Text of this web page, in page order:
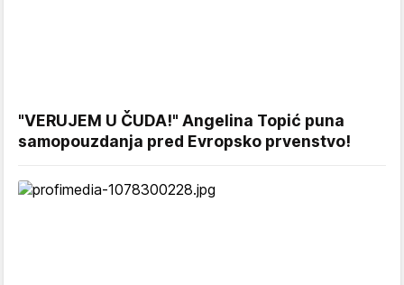
"VERUJEM U ČUDA!" Angelina Topić puna
samopouzdanja pred Evropsko prvenstvo!